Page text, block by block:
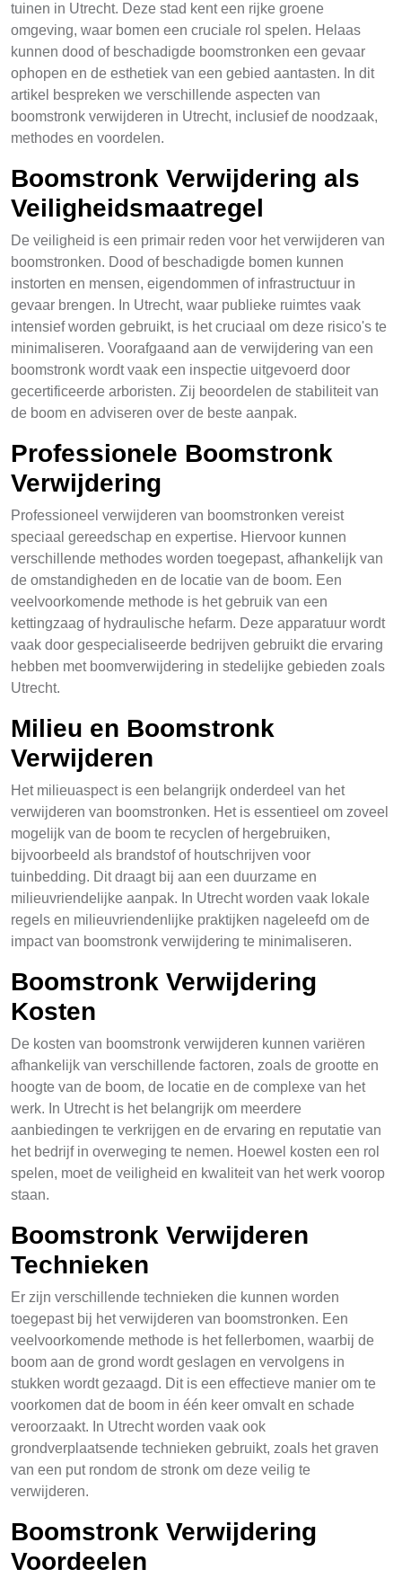
tuinen in Utrecht. Deze stad kent een rijke groene
omgeving, waar bomen een cruciale rol spelen. Helaas
kunnen dood of beschadigde boomstronken een gevaar
ophopen en de esthetiek van een gebied aantasten. In dit
artikel bespreken we verschillende aspecten van
boomstronk verwijderen in Utrecht, inclusief de noodzaak,
methodes en voordelen.
Boomstronk Verwijdering als
Veiligheidsmaatregel
De veiligheid is een primair reden voor het verwijderen van
boomstronken. Dood of beschadigde bomen kunnen
instorten en mensen, eigendommen of infrastructuur in
gevaar brengen. In Utrecht, waar publieke ruimtes vaak
intensief worden gebruikt, is het cruciaal om deze risico's te
minimaliseren. Voorafgaand aan de verwijdering van een
boomstronk wordt vaak een inspectie uitgevoerd door
gecertificeerde arboristen. Zij beoordelen de stabiliteit van
de boom en adviseren over de beste aanpak.
Professionele Boomstronk
Verwijdering
Professioneel verwijderen van boomstronken vereist
speciaal gereedschap en expertise. Hiervoor kunnen
verschillende methodes worden toegepast, afhankelijk van
de omstandigheden en de locatie van de boom. Een
veelvoorkomende methode is het gebruik van een
kettingzaag of hydraulische hefarm. Deze apparatuur wordt
vaak door gespecialiseerde bedrijven gebruikt die ervaring
hebben met boomverwijdering in stedelijke gebieden zoals
Utrecht.
Milieu en Boomstronk
Verwijderen
Het milieuaspect is een belangrijk onderdeel van het
verwijderen van boomstronken. Het is essentieel om zoveel
mogelijk van de boom te recyclen of hergebruiken,
bijvoorbeeld als brandstof of houtschrijven voor
tuinbedding. Dit draagt bij aan een duurzame en
milieuvriendelijke aanpak. In Utrecht worden vaak lokale
regels en milieuvriendenlijke praktijken nageleefd om de
impact van boomstronk verwijdering te minimaliseren.
Boomstronk Verwijdering
Kosten
De kosten van boomstronk verwijderen kunnen variëren
afhankelijk van verschillende factoren, zoals de grootte en
hoogte van de boom, de locatie en de complexe van het
werk. In Utrecht is het belangrijk om meerdere
aanbiedingen te verkrijgen en de ervaring en reputatie van
het bedrijf in overweging te nemen. Hoewel kosten een rol
spelen, moet de veiligheid en kwaliteit van het werk voorop
staan.
Boomstronk Verwijderen
Technieken
Er zijn verschillende technieken die kunnen worden
toegepast bij het verwijderen van boomstronken. Een
veelvoorkomende methode is het fellerbomen, waarbij de
boom aan de grond wordt geslagen en vervolgens in
stukken wordt gezaagd. Dit is een effectieve manier om te
voorkomen dat de boom in één keer omvalt en schade
veroorzaakt. In Utrecht worden vaak ook
grondverplaatsende technieken gebruikt, zoals het graven
van een put rondom de stronk om deze veilig te
verwijderen.
Boomstronk Verwijdering
Voordeelen